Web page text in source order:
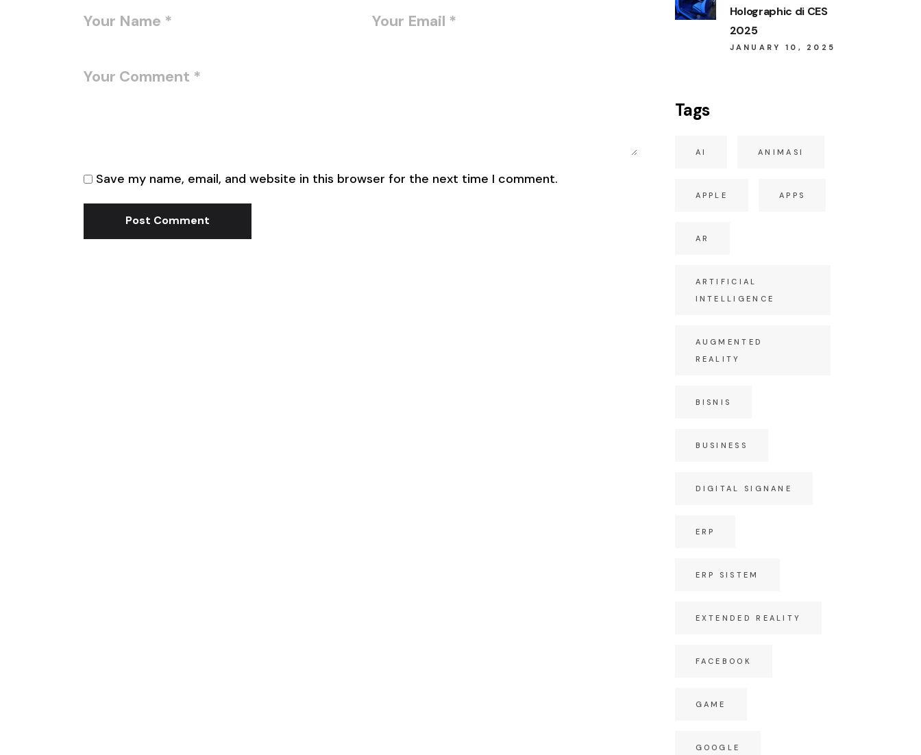
Save my name, email, and website in this browser for the next time I comment.
Post Comment
Holographic di CES
2025
JANUARY 10, 2025
Tags
AI ANIMASI
APPLE APPS
AR
ARTIFICIAL
INTELLIGENCE
AUGMENTED
REALITY
BISNIS
BUSINESS
DIGITAL SIGNANE
ERP
ERP SISTEM
EXTENDED REALITY
FACEBOOK
GAME
GOOGLE